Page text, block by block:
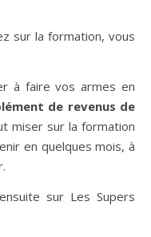
sur la formation, vous
à faire vos armes en
de revenus de
miser sur la formation
en quelques mois, à
sur Les Supers